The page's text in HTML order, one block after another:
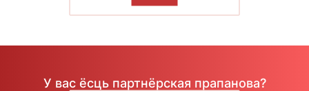
У вас ёсць партнёрская прапанова?